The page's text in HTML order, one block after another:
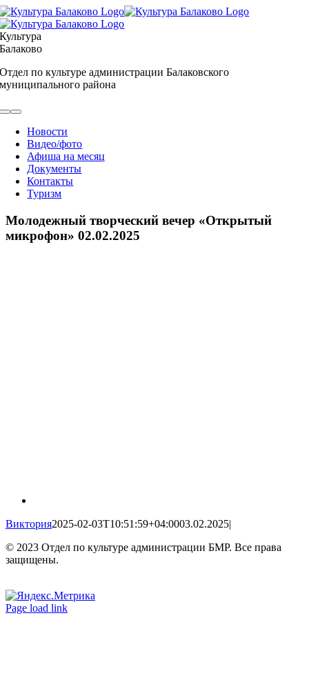
Skip
to
content
Культура
Балаково
Отдел по культуре администрации Балаковского
муниципального района
Toggle
NavigationНовости
Видео/фото
Афиша на месяц
Документы
Контакты
Туризм
Молодежный творческий вечер «Открытый
микрофон» 02.02.2025
Виктория2025-02-03T10:51:59+04:0003.02.2025|
© 2023 Отдел по культуре администрации БМР. Все права
защищены.
Вконтакте
Одноклассники
Page load link